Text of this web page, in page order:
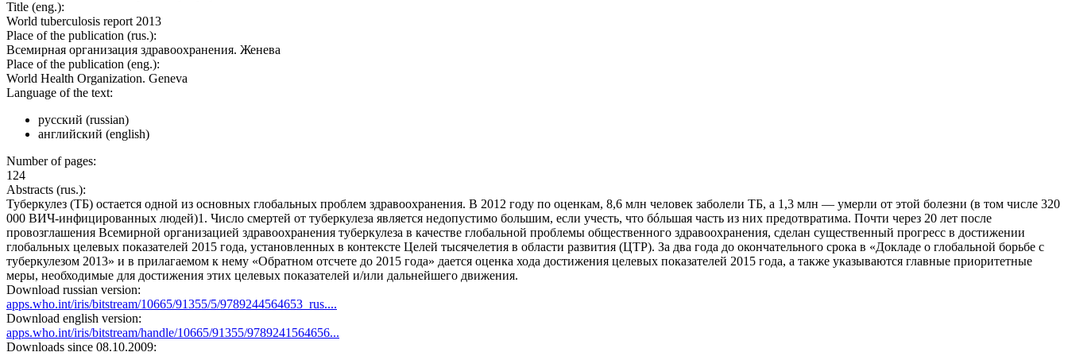
Title (eng.):
World tuberculosis report 2013
Place of the publication (rus.):
Всемирная организация здравоохранения. Женева
Place of the publication (eng.):
World Health Organization. Geneva
Language of the text:
русский (russian)
английский (english)
Number of pages:
124
Abstracts (rus.):
Туберкулез (ТБ) остается одной из основных глобальных проблем здравоохранения. В 2012 году по оценкам, 8,6 млн человек заболели ТБ, а 1,3 млн — умерли от этой болезни (в том числе 320
000 ВИЧ-инфицированных людей)1. Число смертей от туберкулеза является недопустимо большим, если учесть, что бóльшая часть из них предотвратима. Почти через 20 лет после
провозглашения Всемирной организацией здравоохранения туберкулеза в качестве глобальной проблемы общественного здравоохранения, сделан существенный прогресс в достижении
глобальных целевых показателей 2015 года, установленных в контексте Целей тысячелетия в области развития (ЦТР). За два года до окончательного срока в «Докладе о глобальной борьбе с
туберкулезом 2013» и в прилагаемом к нему «Обратном отсчете до 2015 года» дается оценка хода достижения целевых показателей 2015 года, а также указываются главные приоритетные
меры, необходимые для достижения этих целевых показателей и/или дальнейшего движения.
Download russian version:
apps.who.int/iris/bitstream/10665/91355/5/9789244564653_rus....
Download english version:
apps.who.int/iris/bitstream/handle/10665/91355/9789241564656...
Downloads since 08.10.2009: